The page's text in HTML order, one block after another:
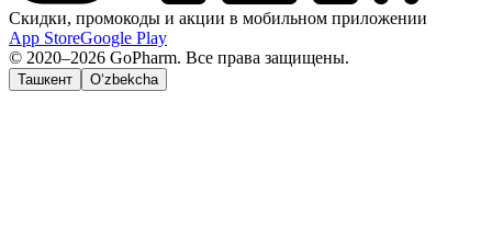
Скидки, промокоды и акции в мобильном приложении
App StoreGoogle Play
© 2020–2026 GoPharm. Все права защищены.
Ташкент O‘zbekcha